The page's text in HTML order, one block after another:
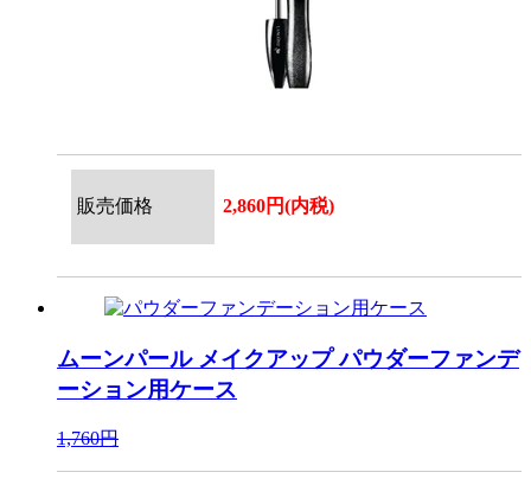
販売価格 2,860円(内税)
ムーンパール メイクアップ パウダーファンデ
ーション用ケース
1,760円